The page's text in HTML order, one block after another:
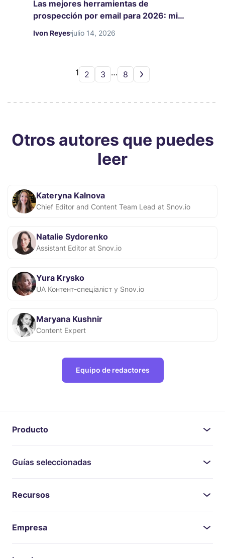
Las mejores herramientas de
prospección por email para 2026: mi
experiencia y análisis
Ivon Reyes julio 14, 2026
1 2 3 … 8
Otros autores que puedes
leer
Kateryna Kalnova
Chief Editor and Content Team Lead at Snov.io
Natalie Sydorenko
Assistant Editor at Snov.io
Yura Krysko
UA Контент-спеціаліст у Snov.io
Maryana Kushnir
Content Expert
Equipo de redactores
Producto
Guías seleccionadas
Recursos
Empresa